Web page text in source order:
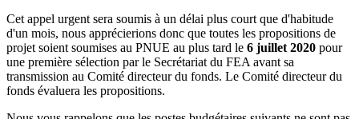
Cet appel urgent sera soumis à un délai plus court que d'habitude
d'un mois, nous apprécierions donc que toutes les propositions de
projet soient soumises au PNUE au plus tard le 6 juillet 2020 pour
une première sélection par le Secrétariat du FEA avant sa
transmission au Comité directeur du fonds. Le Comité directeur du
fonds évaluera les propositions.